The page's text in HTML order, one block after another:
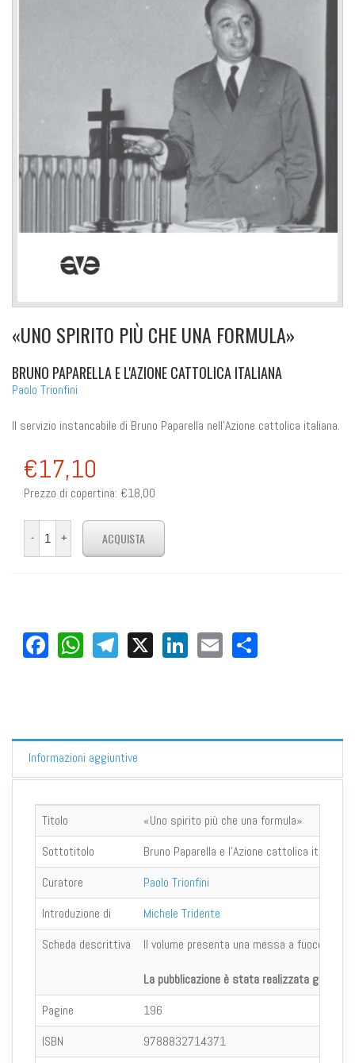
«UNO SPIRITO PIÙ CHE UNA FORMULA»
BRUNO PAPARELLA E L'AZIONE CATTOLICA ITALIANA
Paolo Trionfini
Il servizio instancabile di Bruno Paparella nell'Azione cattolica italiana.
€17,10
Prezzo di copertina: €18,00
Facebook
WhatsApp
Telegram
X LinkedIn
Email
Informazioni aggiuntive
Titolo
«Uno spirito più che una formula»
Sottotitolo
Bruno Paparella e l'Azione cattolica italiana
Curatore
Paolo Trionfini
Introduzione di
Michele Tridente
Scheda descrittiva
Il volume presenta una messa a fuoco,
La pubblicazione è stata realizzata grazie
Pagine
196
ISBN
9788832714371